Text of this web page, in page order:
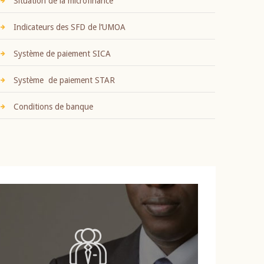
Indicateurs des SFD de l’UMOA
Système de paiement SICA
Système de paiement STAR
Conditions de banque